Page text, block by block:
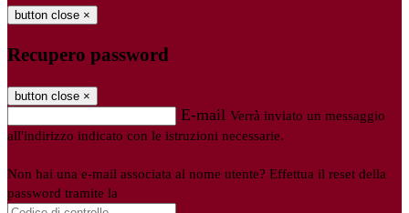
button close ×
Recupero password
button close ×
E-mail Verrà inviato un messaggio
all'indirizzo indicato con le istruzioni necessarie.
Non hai una e-mail associata al nome utente? Effettua il reset della
password tramite la